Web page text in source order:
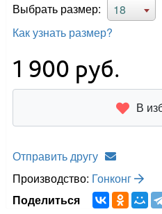
Выбрать размер:
18
Как узнать размер?
1 900 руб.
В
Отправить другу
Производство: Гонконг
Поделиться